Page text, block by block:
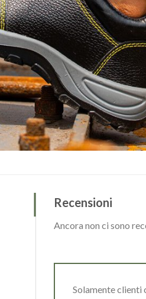
Recensioni
Ancora non ci sono
Solamente clienti